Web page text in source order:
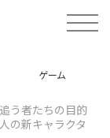
t
o
a
v
i
ゲーム
う者たちの目的
の新キャラクタ